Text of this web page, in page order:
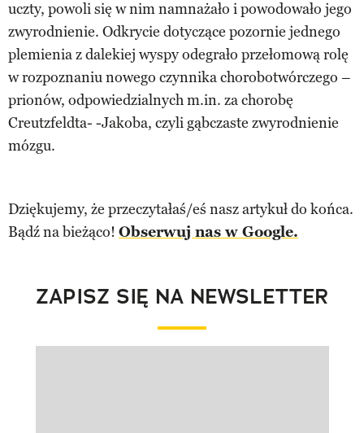
uczty, powoli się w nim namnażało i powodowało jego
zwyrodnienie. Odkrycie dotyczące pozornie jednego
plemienia z dalekiej wyspy odegrało przełomową rolę
w rozpoznaniu nowego czynnika chorobotwórczego –
prionów, odpowiedzialnych m.in. za chorobę
Creutzfeldta- -Jakoba, czyli gąbczaste zwyrodnienie
mózgu.
Dziękujemy, że przeczytałaś/eś nasz artykuł do końca.
Bądź na bieżąco! Obserwuj nas w Google.
ZAPISZ SIĘ NA NEWSLETTER